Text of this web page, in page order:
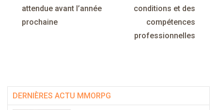
attendue avant l’année
prochaine
conditions et des
compétences
professionnelles
DERNIÈRES ACTU MMORPG